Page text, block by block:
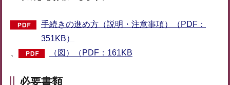
手続きの進め方（説明・注意事項）（PDF：
351KB）
（図）（PDF：161KB
必要書類